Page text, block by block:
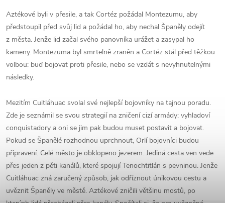
Aztékové byli v přesile, a tak Cortéz požádal Montezumu, aby
předstoupil před svůj lid a požádal ho, aby nechal Španěly odejít
z města. Jenže lid začal svého panovníka urážet a zasypal ho
kameny. Montezuma byl smrtelně zraněn a Cortéz stál před těžkou
volbou: buď bojovat proti přesile, nebo se vzdát s nevyhnutelnými
následky.
Mezitím Cuitláhuac svolal své nejlepší bojovníky na tajnou poradu.
Zde je seznámil se svou strategií na zničení cizí armády: vyhladoví
conquistadory a oni se jim pak budou muset postavit a bojovat.
Pokud se Španělé rozhodnou uprchnout, Orlí bojovníci budou
připravení. Celé město je obklopeno jezerem. Jediná cesta ven vede
přes jeden z pěti kanálů, které spojují Tenochtitlán s pevninou. Jenže
Cuitláhuac zná zaručený způsob, jak odříznout únikovou cestu a
uvěznit Španěly ve městě. Aztékové zničili většinu mostů, po